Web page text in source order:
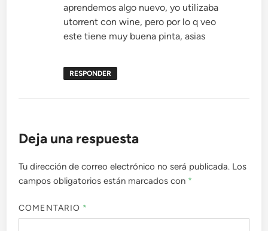
aprendemos algo nuevo, yo utilizaba
utorrent con wine, pero por lo q veo
este tiene muy buena pinta, asias
RESPONDER
Deja una respuesta
Tu dirección de correo electrónico no será publicada. Los
campos obligatorios están marcados con *
COMENTARIO *